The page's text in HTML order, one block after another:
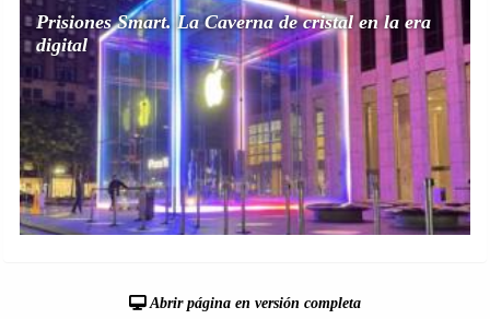
Prisiones Smart. La Caverna de cristal en la era
digital
Abrir página en versión completa